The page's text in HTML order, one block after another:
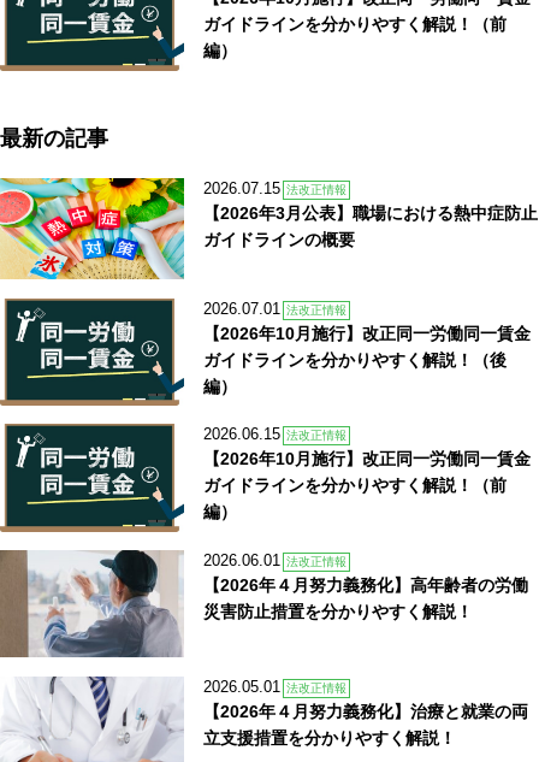
ガイドラインを分かりやすく解説！（前
編）
最新の記事
2026.07.15 法改正情報
【2026年3月公表】職場における熱中症防止
ガイドラインの概要
2026.07.01 法改正情報
【2026年10月施行】改正同一労働同一賃金
ガイドラインを分かりやすく解説！（後
編）
2026.06.15 法改正情報
【2026年10月施行】改正同一労働同一賃金
ガイドラインを分かりやすく解説！（前
編）
2026.06.01 法改正情報
【2026年４月努力義務化】高年齢者の労働
災害防止措置を分かりやすく解説！
2026.05.01 法改正情報
【2026年４月努力義務化】治療と就業の両
立支援措置を分かりやすく解説！